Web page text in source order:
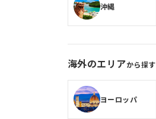
沖縄
海外のエリアから探す
ヨーロッパ